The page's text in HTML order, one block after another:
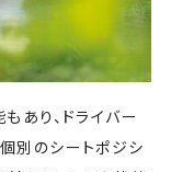
あり、ドライバー
別のシートポジシ